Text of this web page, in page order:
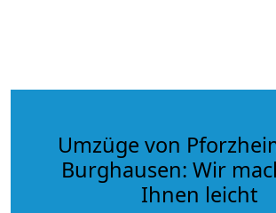
Umzüge von
Burghausen: Wir
Ihnen leicht